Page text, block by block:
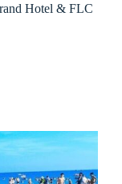
Hotel & FLC